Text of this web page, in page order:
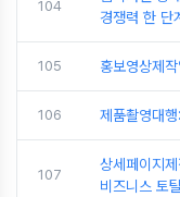
104
경쟁력 한 단
105 홍보영상제
106 제품촬영대
107
상세페이지
비즈니스 토